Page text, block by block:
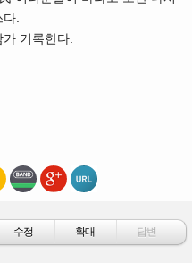
.
가 기록한다.
수정 확대 답변